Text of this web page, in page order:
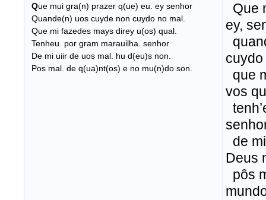
Que mui gra(n) prazer q(ue) eu. ey senhor
Quande(n) uos cuyde non cuydo no mal.
Que mi fazedes mays direy u(os) qual.
Tenheu. por gram marauilha. senhor
De mi uiir de uos mal. hu d(eu)s non.
Pos mal. de q(ua)nt(os) e no mu(n)do son.
Que
ey,
que
vos
de
Deus
pôs